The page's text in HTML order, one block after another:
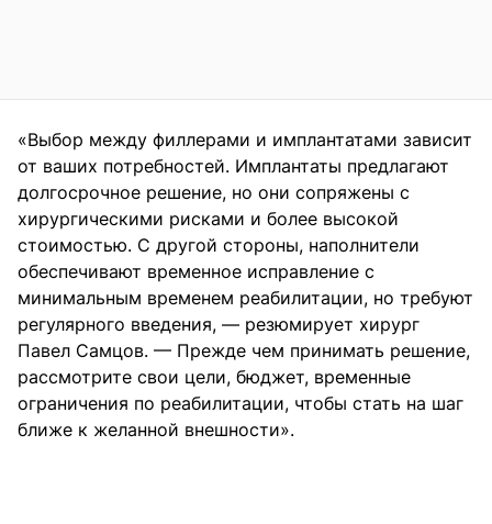
«Выбор между филлерами и имплантатами зависит
от ваших потребностей. Имплантаты предлагают
долгосрочное решение, но они сопряжены с
хирургическими рисками и более высокой
стоимостью. С другой стороны, наполнители
обеспечивают временное исправление с
минимальным временем реабилитации, но требуют
регулярного введения, — резюмирует хирург
Павел Самцов. — Прежде чем принимать решение,
рассмотрите свои цели, бюджет, временные
ограничения по реабилитации, чтобы стать на шаг
ближе к желанной внешности».